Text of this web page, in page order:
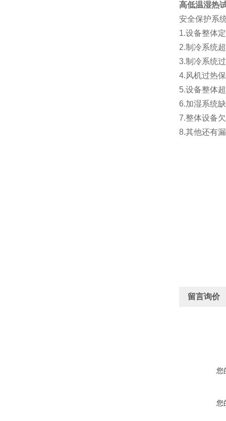
高低温湿热
安全保护系
1.设备整体
2.制冷系统
3.制冷系统
4.风机过热
5.设备整体
6.加湿系统
7.整体设备
8.其他还有
留言询价
您
您